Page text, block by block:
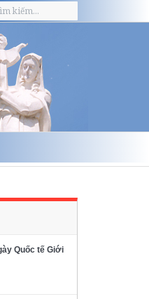
Quốc tế Giới